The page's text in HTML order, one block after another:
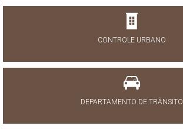
CONTROLE URBANO
DEPARTAMENTO DE TRÂNSITO